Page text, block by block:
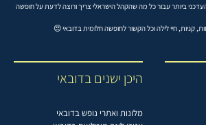
ביותר עבור כל מה שהקהל הישראלי צריך ורוצה לדעת על חופשה
קניות, חיי לילה וכל הקשור לחופשה חלומית בדובאי 😍
היכן ישנים בדובאי
מלונות ואתרי נופש בדובאי